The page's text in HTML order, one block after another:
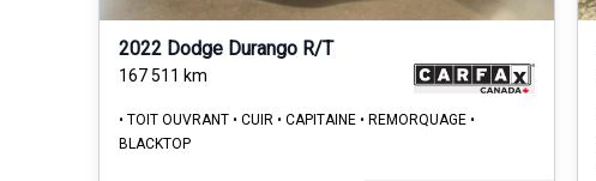
2022 Dodge Durango R/T
167 511 km
• TOIT OUVRANT • CUIR • CAPITAINE • REMORQUAGE •
BLACKTOP